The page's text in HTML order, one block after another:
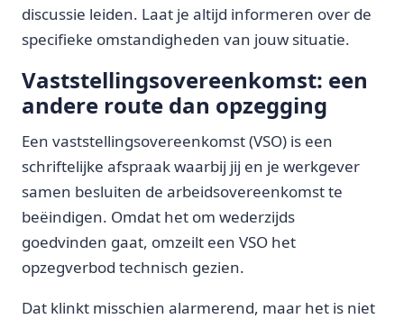
discussie leiden. Laat je altijd informeren over de
specifieke omstandigheden van jouw situatie.
Vaststellingsovereenkomst: een
andere route dan opzegging
Een vaststellingsovereenkomst (VSO) is een
schriftelijke afspraak waarbij jij en je werkgever
samen besluiten de arbeidsovereenkomst te
beëindigen. Omdat het om wederzijds
goedvinden gaat, omzeilt een VSO het
opzegverbod technisch gezien.
Dat klinkt misschien alarmerend, maar het is niet